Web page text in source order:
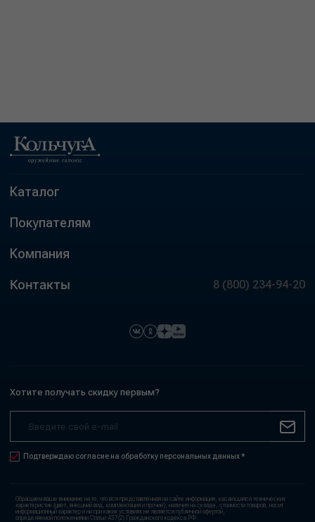
Каталог
Покупателям
Компания
Контакты 8 (800) 234-94-20
Хотите получать скидку первым?
Подтверждаю согласие на обработку персональных данных *
Обращаем ваше внимание на то, что вся представленная на сайте информация, касающаяся технических
характеристик (цвет, внешний вид, комплектация и прочие), наличия на складе, стоимости товаров, носит
информационный характер и ни при каких условиях не является публичной офертой,
определяемой положениями Статьи 437(2) Гражданского кодекса РФ.